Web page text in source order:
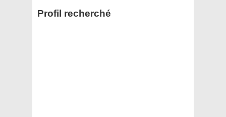
Profil recherché